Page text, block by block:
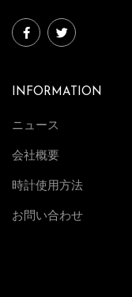
INFORMATION
ニュース
会社概要
時計使用方法
お問い合わせ